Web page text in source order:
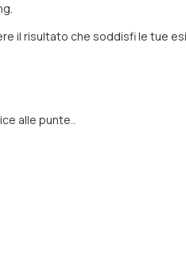
il risultato che soddisfi le tue
alle punte..